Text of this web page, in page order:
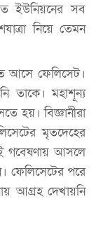
ইউনিয়নের সব
নিয়ে তেমন
আসে ফেলিসেট।
তাকে। মহাশূন্য
হয়। বিজ্ঞানীরা
মৃতদেহের
গবেষণায় আসলে
ফেলিসেটের পরে
আগ্রহ দেখায়নি